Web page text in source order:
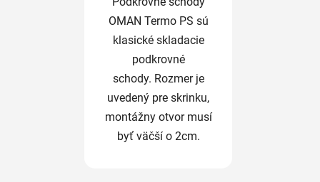
OMAN Termo PS sú
klasické skladacie
podkrovné
schody. Rozmer je
uvedený pre skrinku,
montážny otvor musí
byť väčší o 2cm.